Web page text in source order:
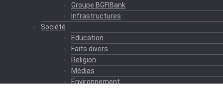
Groupe BGFIBank
Infrastructures
Société
Education
Faits divers
Religion
Médias
Environnement